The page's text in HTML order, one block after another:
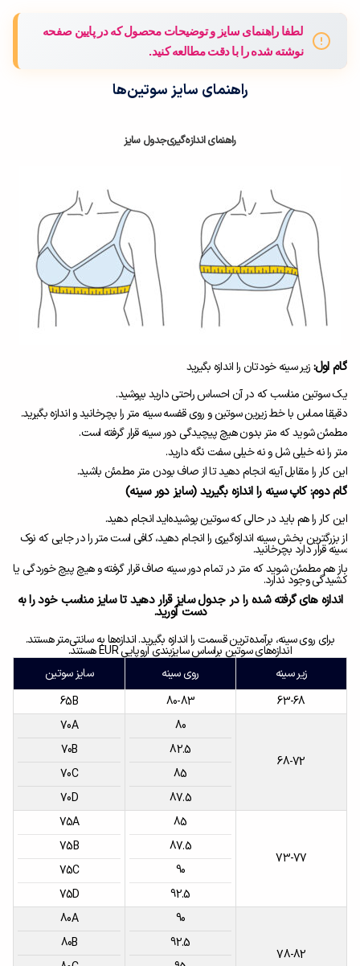
لطفا راهنمای سایز و توضیحات محصول که در پایین صفحه
نوشته شده را با دقت مطالعه کنید.
راهنمای سایز سوتین‌ها
راهنمای اندازه‌گیریجدول سایز
گام اول:زیر سینه خودتان را اندازه بگیرید
یک سوتین مناسب که در آن احساس راحتی دارید بپوشید.
دقیقا مماس با خط زیرین سوتین و روی قفسه سینه متر را بچرخانید و اندازه بگیرید.
مطمئن شوید که متر بدون هیچ پیچیدگی دور سینه قرار گرفته است.
متر را نه خیلی شل و نه خیلی سفت نگه دارید.
این کار را مقابل آینه انجام دهید تا از صاف بودن متر مطمئن باشید.
گام دوم: کاپ سینه را اندازه بگیرید (سایز دور سینه)
این کار را هم باید در حالی که سوتین پوشیده‌اید انجام دهید.
از بزرگترین بخش سینه اندازه‌گیری را انجام دهید، کافی است متر را در جایی که نوک
سینه قرار دارد بچرخانید.
باز هم مطمئن شوید که متر در تمام دور سینه صاف قرار گرفته و هیچ پیچ خوردگی یا
کشیدگی وجود ندارد.
اندازه های گرفته شده را در جدول سایز قرار دهید تا سایز مناسب خود را به
دست آورید.
برای روی سینه، برآمده‌ترین قسمت را اندازه بگیرید. اندازه‌ها به سانتی‌متر هستند.
اندازه‌های سوتین براساس سایزبندی اروپایی EUR هستند.
زیر سینه
روی سینه
سایز سوتین
63-68
80-83
65B
68-72
80
82.5
85
87.5
70A
70B
70C
70D
73-77
85
87.5
90
92.5
75A
75B
75C
75D
78-82
90
92.5
80A
80B